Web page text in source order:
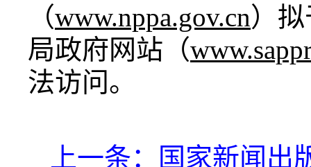
（www.nppa.gov.cn）
局政府网站（
法访问。
上一条：国家新闻